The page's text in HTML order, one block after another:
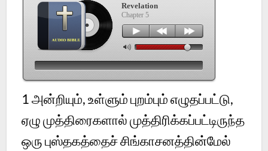
Revelation
Chapter 5
1அன்றியும், உள்ளும் புறம்பும் எழுதப்பட்டு,
ஏழு முத்திரைகளால் முத்திரிக்கப்பட்டிருந்த
ஒரு புஸ்தகத்தைச் சிங்காசனத்தின்மேல்